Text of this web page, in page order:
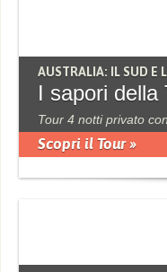
AUSTRALIA: IL SUD E
I sapori della
Tour 4 notti privato
Scopri il Tour »